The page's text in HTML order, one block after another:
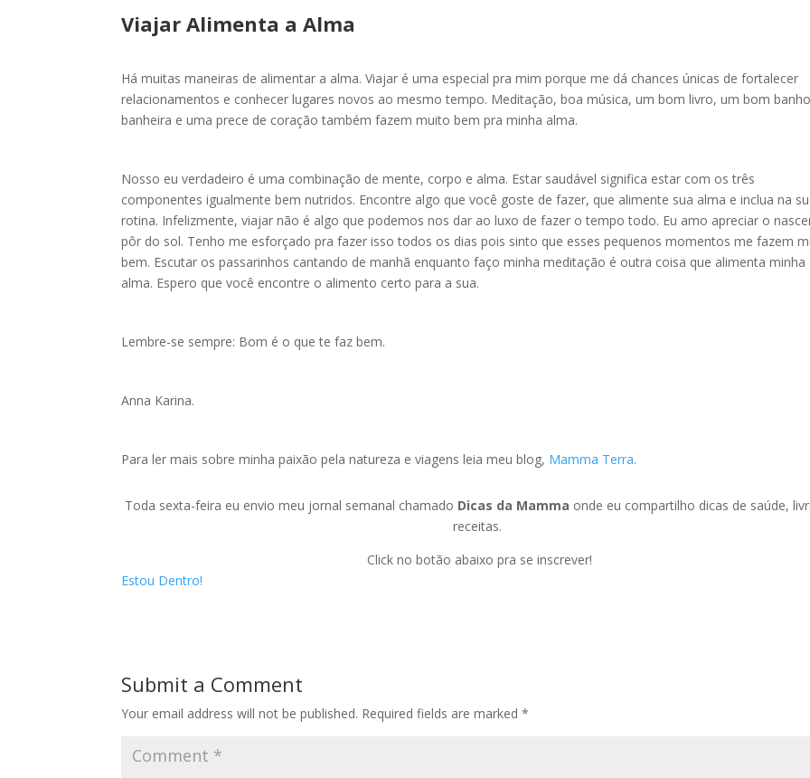
Viajar Alimenta a Alma
Há muitas maneiras de alimentar a alma. Viajar é uma especial pra mim porque me dá chances únicas de fortalecer
relacionamentos e conhecer lugares novos ao mesmo tempo. Meditação, boa música, um bom livro, um bom
banheira e uma prece de coração também fazem muito bem pra minha alma.
Nosso eu verdadeiro é uma combinação de mente, corpo e alma. Estar saudável significa estar com os três
componentes igualmente bem nutridos. Encontre algo que você goste de fazer, que alimente sua alma e inclua na
rotina. Infelizmente, viajar não é algo que podemos nos dar ao luxo de fazer o tempo todo. Eu amo apreciar o
pôr do sol. Tenho me esforçado pra fazer isso todos os dias pois sinto que esses pequenos momentos me fazem
bem. Escutar os passarinhos cantando de manhã enquanto faço minha meditação é outra coisa que alimenta minha
alma. Espero que você encontre o alimento certo para a sua.
Lembre-se sempre: Bom é o que te faz bem.
Anna Karina.
Para ler mais sobre minha paixão pela natureza e viagens leia meu blog, Mamma Terra.
Toda sexta-feira eu envio meu jornal semanal chamado Dicas da Mamma onde eu compartilho dicas de saúde,
receitas.
Click no botão abaixo pra se inscrever!
Estou Dentro!
Submit a Comment
Your email address will not be published. Required fields are marked*